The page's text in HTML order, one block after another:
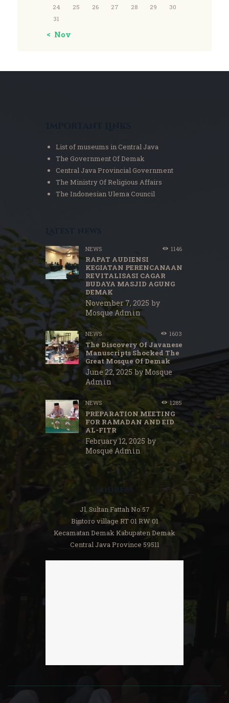
24
25 26 27 28 29
30
31
« Nov
List of museums in Central Java
The Government Of Demak
Central Java Provincial Government
The Ministry Of Religious Affairs
The Indonesian Ulema Council
NEWS 1146
RAPAT AUDIENSI
KEGIATAN PERENCANAAN
REVITALISASI CAGAR
BUDAYA MASJID AGUNG
DEMAK
November 7, 2025 by
Mosque Admin
NEWS 1603
The Discovery Of Javanese
Manuscripts Shocked The
Great Mosque Of Demak
June 22, 2025 by Mosque
Admin
NEWS 1285
PREPARATION MEETING
FOR RAMADAN AND EID
AL-FITR
February 12, 2025 by
Mosque Admin
Address
Jl. Sultan Fattah No.57
Bintoro village RT 01 RW 01
Kecamatan Demak Kabupaten Demak
Central Java Province 59511